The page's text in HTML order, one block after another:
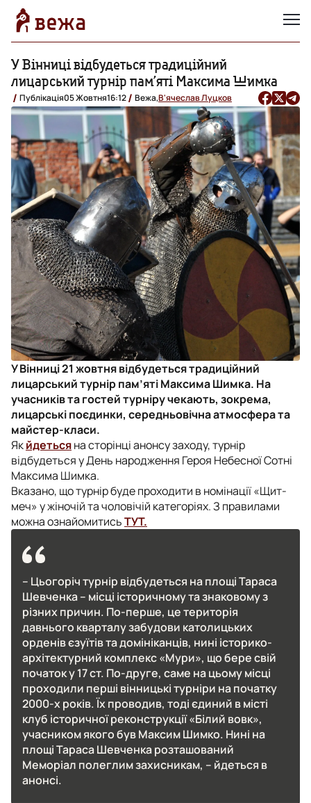
У Вінниці відбудеться традиційний
лицарський турнір пам’яті Максима Шимка
Публікація05 Жовтня16:12 Вежа,В'ячеслав Луцков
У Вінниці 21 жовтня відбудеться традиційний
лицарський турнір пам’яті Максима Шимка. На
учасників та гостей турніру чекають, зокрема,
лицарські поєдинки, середньовічна атмосфера та
майстер-класи.
Якйдетьсяна сторінці анонсу заходу, турнір
відбудеться у День народження Героя Небесної Сотні
Максима Шимка.
Вказано, що турнір буде проходити в номінації «Щит-
меч» у жіночій та чоловічій категоріях. З правилами
можна ознайомитисьТУТ.
– Цьогоріч турнір відбудеться на площі Тараса
Шевченка – місці історичному та знаковому з
різних причин. По-перше, це територія
давнього кварталу забудови католицьких
орденів єзуїтів та домініканців, нині історико-
архітектурний комплекс «Мури», що бере свій
початок у 17 ст. По-друге, саме на цьому місці
проходили перші вінницькі турніри на початку
2000-х років. Їх проводив, тоді єдиний в місті
клуб історичної реконструкції «Білий вовк»,
учасником якого був Максим Шимко. Нині на
площі Тараса Шевченка розташований
Меморіал полеглим захисникам, – йдеться в
анонсі.